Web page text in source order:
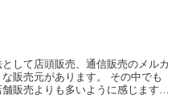
して店頭販売、通信販売のメルカ
販売元があります。 その中でも
販売よりも多いように感じます。